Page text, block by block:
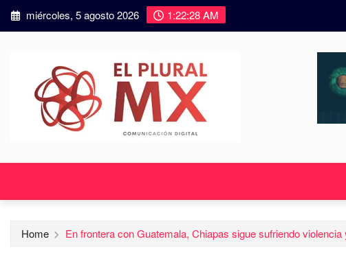
miércoles, 5 agosto 2026 1:22:29 AM
Home En frontera con Guatemala, Chiapas sigue sufriendo